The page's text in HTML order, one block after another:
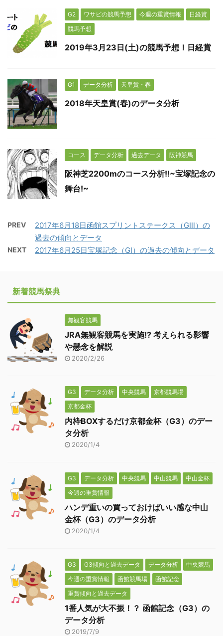
G2 ワサビの競馬予想 今週の重賞情報
日経賞
競馬予想
2019年3月23日(土)の競馬予想！日経賞
G1 データ分析 天皇賞・春
2018年天皇賞(春)のデータ分析
コース データ分析 過去データ 阪神競馬
阪神芝2200mのコース分析!!~宝塚記念の
舞台!~
PREV
2017年6月18日函館スプリントステークス（GⅢ）の
過去の傾向とデータ
NEXT 2017年6月25日宝塚記念（GⅠ）の過去の傾向とデータ
新着競馬祭典
無観客競馬
JRA無観客競馬を実施!? 考えられる影響
や懸念を解説
2020/2/26
G3 データ分析 中央競馬
京都競馬場
京都金杯
内枠BOXするだけ京都金杯（G3）のデー
タ分析
2020/1/4
G3 データ分析 中央競馬 中山競馬
中山金杯
今週の重賞情報
ハンデ重いの買っておけばいい感な中山
金杯（G3）のデータ分析
2020/1/4
G3 G3傾向と過去データ データ分析
中央競馬
今週の重賞情報
函館競馬場
函館記念
重賞傾向と過去データ
1番人気が大不振！？ 函館記念（G3）の
データ分析
2019/7/9